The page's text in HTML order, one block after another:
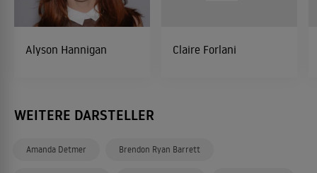
Alyson Hannigan Claire Forlani
WEITERE DARSTELLER
Amanda Detmer Brendon Ryan Barrett